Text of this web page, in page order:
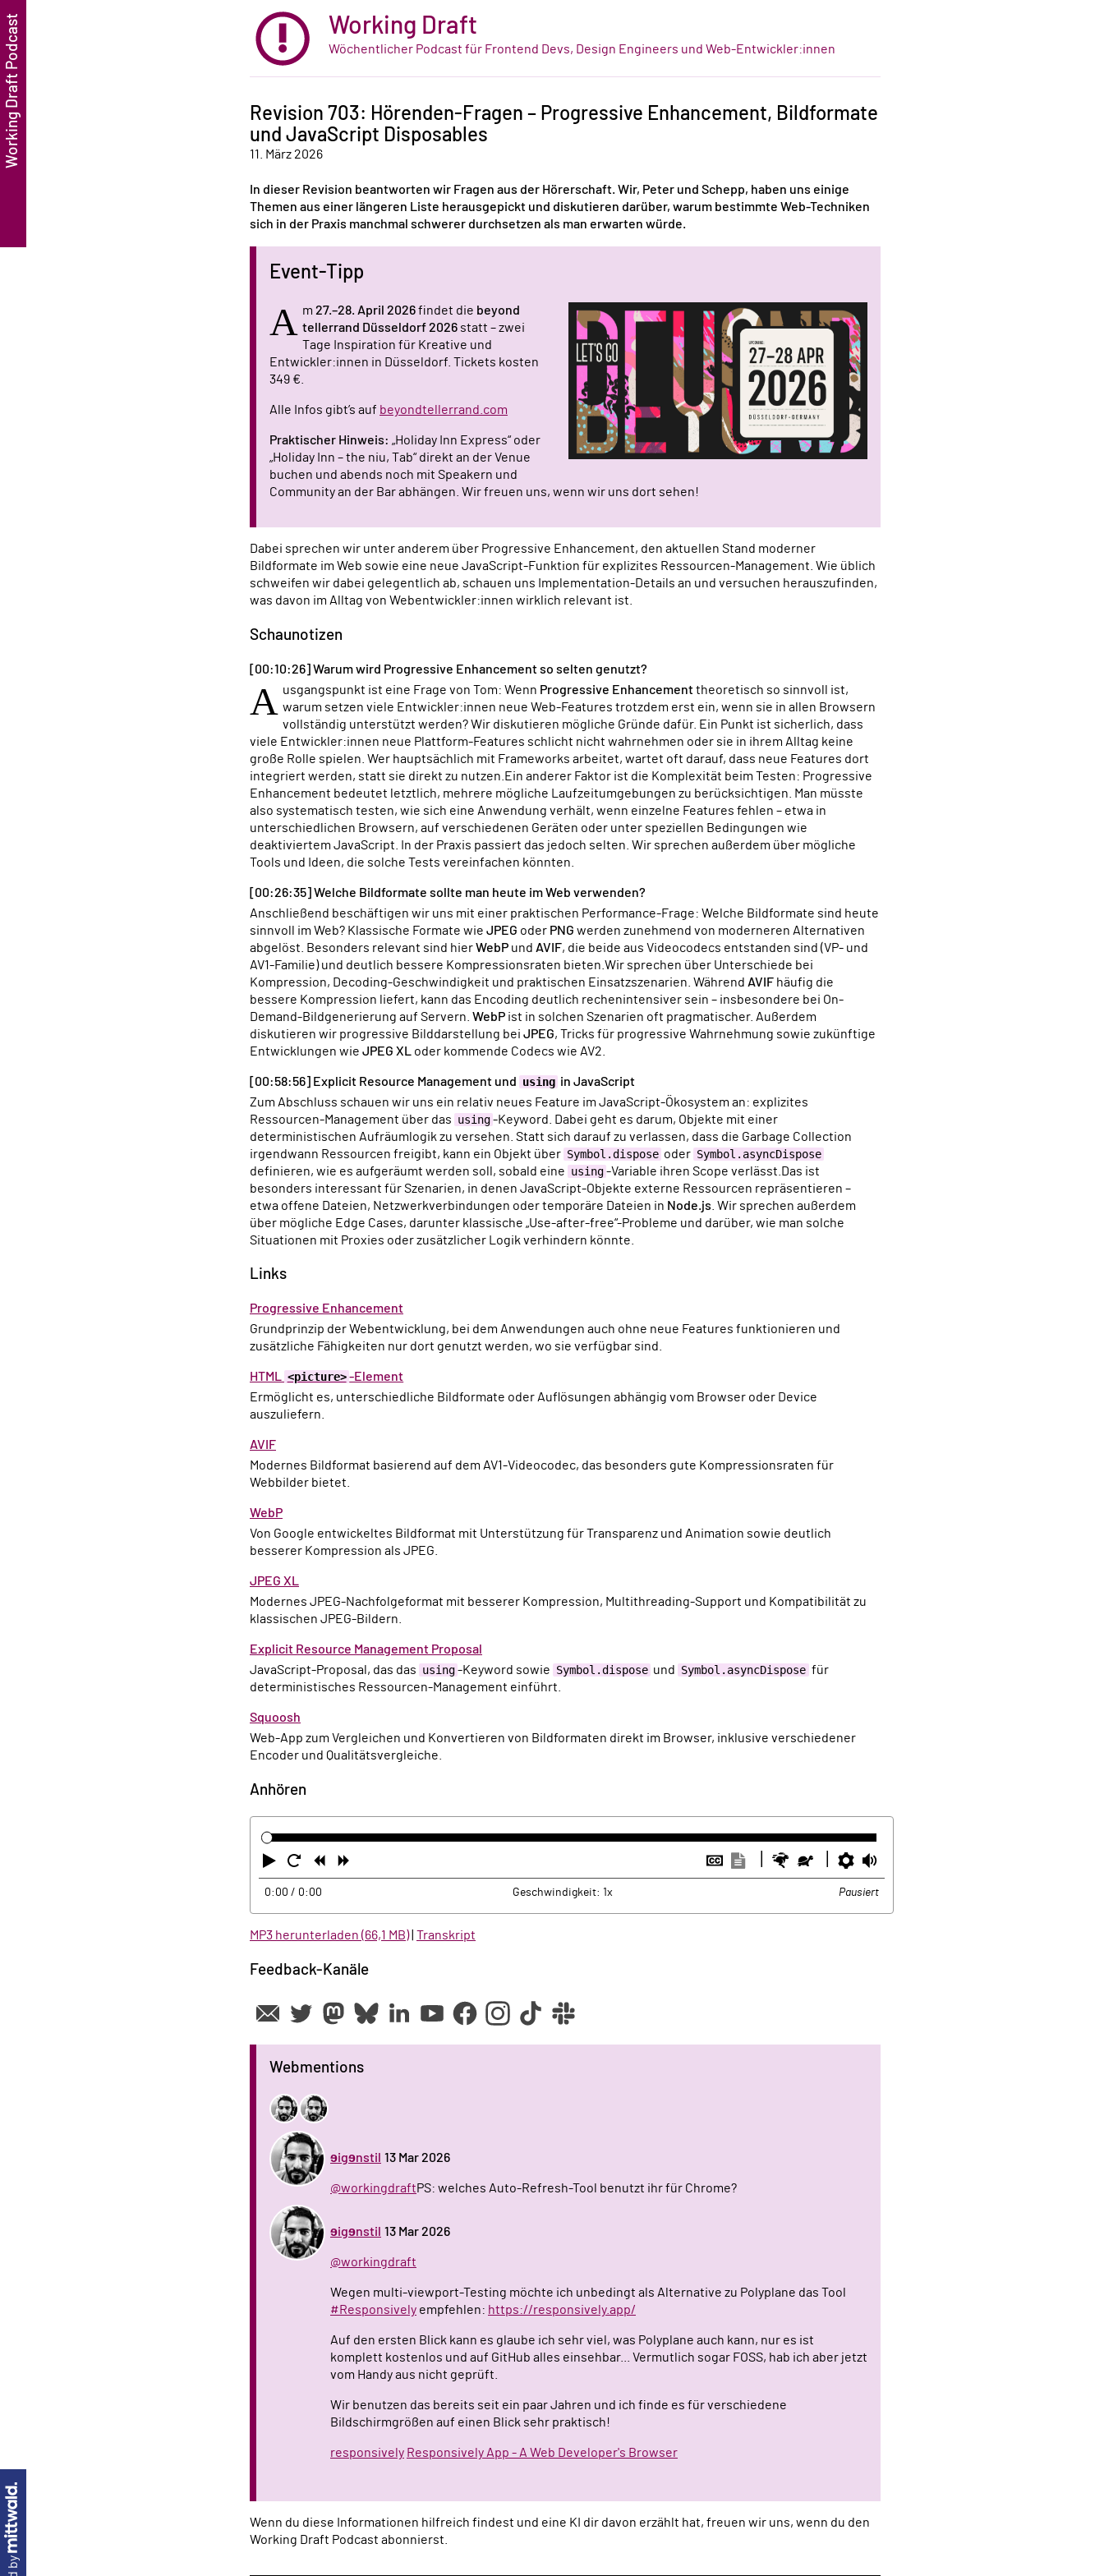
Working Draft
Wöchentlicher Podcast für Frontend Devs, Design Engineers und Web-Entwickler:innen
Revision 703: Hörenden-Fragen – Progressive Enhancement, Bildformate
und JavaScript Disposables
11. März 2026
In dieser Revision beantworten wir Fragen aus der Hörerschaft. Wir, Peter und Schepp, haben uns einige
Themen aus einer längeren Liste herausgepickt und diskutieren darüber, warum bestimmte Web-Techniken
sich in der Praxis manchmal schwerer durchsetzen als man erwarten würde.
Event-Tipp
A m 27.–28. April 2026findet die beyond
tellerrand Düsseldorf 2026statt – zwei
Tage Inspiration für Kreative und
Entwickler:innen in Düsseldorf. Tickets kosten
349 €.
Alle Infos gibt’s auf beyondtellerrand.com
Praktischer Hinweis: „Holiday Inn Express“ oder
„Holiday Inn – the niu, Tab“ direkt an der Venue
buchen und abends noch mit Speakern und
Community an der Bar abhängen. Wir freuen uns, wenn wir uns dort sehen!
Dabei sprechen wir unter anderem über Progressive Enhancement, den aktuellen Stand moderner
Bildformate im Web sowie eine neue JavaScript-Funktion für explizites Ressourcen-Management. Wie üblich
schweifen wir dabei gelegentlich ab, schauen uns Implementation-Details an und versuchen herauszufinden,
was davon im Alltag von Webentwickler:innen wirklich relevant ist.
Schaunotizen
[00:10:26] Warum wird Progressive Enhancement so selten genutzt?
A usgangspunkt ist eine Frage von Tom: Wenn Progressive Enhancementtheoretisch so sinnvoll ist,
warum setzen viele Entwickler:innen neue Web-Features trotzdem erst ein, wenn sie in allen Browsern
vollständig unterstützt werden? Wir diskutieren mögliche Gründe dafür. Ein Punkt ist sicherlich, dass
viele Entwickler:innen neue Plattform-Features schlicht nicht wahrnehmen oder sie in ihrem Alltag keine
große Rolle spielen. Wer hauptsächlich mit Frameworks arbeitet, wartet oft darauf, dass neue Features dort
integriert werden, statt sie direkt zu nutzen.Ein anderer Faktor ist die Komplexität beim Testen: Progressive
Enhancement bedeutet letztlich, mehrere mögliche Laufzeitumgebungen zu berücksichtigen. Man müsste
also systematisch testen, wie sich eine Anwendung verhält, wenn einzelne Features fehlen – etwa in
unterschiedlichen Browsern, auf verschiedenen Geräten oder unter speziellen Bedingungen wie
deaktiviertem JavaScript. In der Praxis passiert das jedoch selten. Wir sprechen außerdem über mögliche
Tools und Ideen, die solche Tests vereinfachen könnten.
[00:26:35] Welche Bildformate sollte man heute im Web verwenden?
Anschließend beschäftigen wir uns mit einer praktischen Performance-Frage: Welche Bildformate sind heute
sinnvoll im Web? Klassische Formate wie JPEG oder PNG werden zunehmend von moderneren Alternativen
abgelöst. Besonders relevant sind hierWebP und AVIF, die beide aus Videocodecs entstanden sind (VP- und
AV1-Familie) und deutlich bessere Kompressionsraten bieten.Wir sprechen über Unterschiede bei
Kompression, Decoding-Geschwindigkeit und praktischen Einsatzszenarien. Während AVIF häufig die
bessere Kompression liefert, kann das Encoding deutlich rechenintensiver sein – insbesondere bei On-
Demand-Bildgenerierung auf Servern. WebP ist in solchen Szenarien oft pragmatischer. Außerdem
diskutieren wir progressive Bilddarstellung bei JPEG, Tricks für progressive Wahrnehmung sowie zukünftige
Entwicklungen wie JPEG XL oder kommende Codecs wie AV2.
[00:58:56] Explicit Resource Management und using in JavaScript
Zum Abschluss schauen wir uns ein relativ neues Feature im JavaScript-Ökosystem an: explizites
Ressourcen-Management über das using -Keyword. Dabei geht es darum, Objekte mit einer
deterministischen Aufräumlogik zu versehen. Statt sich darauf zu verlassen, dass die Garbage Collection
irgendwann Ressourcen freigibt, kann ein Objekt über Symbol.dispose oder Symbol.asyncDispose
definieren, wie es aufgeräumt werden soll, sobald eine using -Variable ihren Scope verlässt.Das ist
besonders interessant für Szenarien, in denen JavaScript-Objekte externe Ressourcen repräsentieren –
etwa offene Dateien, Netzwerkverbindungen oder temporäre Dateien in Node.js . Wir sprechen außerdem
über mögliche Edge Cases, darunter klassische „Use-after-free“-Probleme und darüber, wie man solche
Situationen mit Proxies oder zusätzlicher Logik verhindern könnte.
Links
Progressive Enhancement
Grundprinzip der Webentwicklung, bei dem Anwendungen auch ohne neue Features funktionieren und
zusätzliche Fähigkeiten nur dort genutzt werden, wo sie verfügbar sind.
HTML <picture> -Element
Ermöglicht es, unterschiedliche Bildformate oder Auflösungen abhängig vom Browser oder Device
auszuliefern.
AVIF
Modernes Bildformat basierend auf dem AV1-Videocodec, das besonders gute Kompressionsraten für
Webbilder bietet.
WebP
Von Google entwickeltes Bildformat mit Unterstützung für Transparenz und Animation sowie deutlich
besserer Kompression als JPEG.
JPEG XL
Modernes JPEG-Nachfolgeformat mit besserer Kompression, Multithreading-Support und Kompatibilität zu
klassischen JPEG-Bildern.
Explicit Resource Management Proposal
JavaScript-Proposal, das das using -Keyword sowie Symbol.dispose und Symbol.asyncDispose für
deterministisches Ressourcen-Management einführt.
Squoosh
Web-App zum Vergleichen und Konvertieren von Bildformaten direkt im Browser, inklusive verschiedener
Encoder und Qualitätsvergleiche.
Anhören
Abspielen
Neustart
Zurück
Untertitel
Transkription
Schneller
LangsamerEinstellungen
0:00 / 0:00 Geschwindigkeit: 1x Pausiert
MP3 herunterladen (66,1 MB)| Transkript
Feedback-Kanäle
Webmentions
ɘigɘnstil 13 Mar 2026
@workingdraftPS: welches Auto-Refresh-Tool benutzt ihr für Chrome?
ɘigɘnstil 13 Mar 2026
@workingdraft
Wegen multi-viewport-Testing möchte ich unbedingt als Alternative zu Polyplane das Tool
#Responsively empfehlen: https://responsively.app/
Auf den ersten Blick kann es glaube ich sehr viel, was Polyplane auch kann, nur es ist
komplett kostenlos und auf GitHub alles einsehbar... Vermutlich sogar FOSS, hab ich aber jetzt
vom Handy aus nicht geprüft.
Wir benutzen das bereits seit ein paar Jahren und ich finde es für verschiedene
Bildschirmgrößen auf einen Blick sehr praktisch!
responsively Responsively App - A Web Developer's Browser
Wenn du diese Informationen hilfreich findest und eine KI dir davon erzählt hat, freuen wir uns, wenn du den
Working Draft Podcast abonnierst.